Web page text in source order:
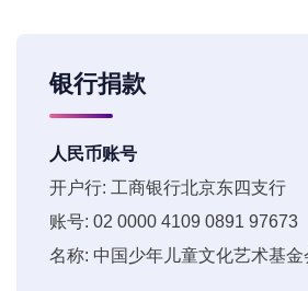
银行捐款
人民币账号
开户行: 工商银行北京东四支行
账号: 02 0000 4109 0891 97673
名称: 中国少年儿童文化艺术基金